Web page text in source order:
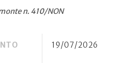
n. 410/NON
19/07/2026